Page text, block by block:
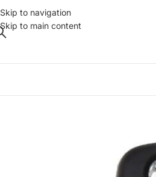
Skip to navigation
Skip to main content